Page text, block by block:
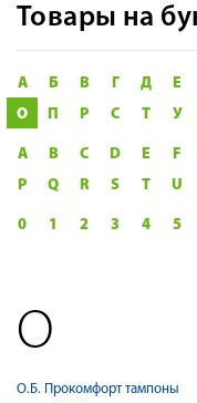
Товары на
А Б В Г Д Е
О
П Р С Т У
A B C D E F
P
Q R S T U
0 1 2 3 4 5
О
О.Б. Прокомфорт тампоны